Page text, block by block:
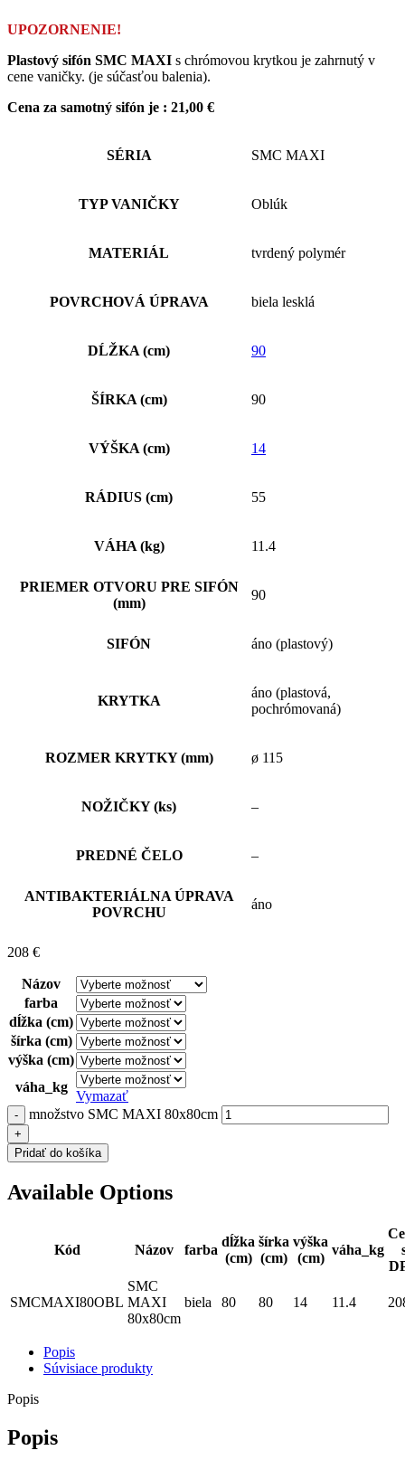
UPOZORNENIE!
Plastový sifón SMC MAXI s chrómovou krytkou je zahrnutý v
cene vaničky. (je súčasťou balenia).
Cena za samotný sifón je : 21,00 €
SÉRIA SMC MAXI
TYP VANIČKY Oblúk
MATERIÁL tvrdený polymér
POVRCHOVÁ ÚPRAVA biela lesklá
DĹŽKA (cm) 90
ŠÍRKA (cm) 90
VÝŠKA (cm) 14
RÁDIUS (cm) 55
VÁHA (kg) 11.4
PRIEMER OTVORU PRE SIFÓN
(mm)
90
SIFÓN áno (plastový)
KRYTKA
áno (plastová,
pochrómovaná)
ROZMER KRYTKY (mm) ø 115
NOŽIČKY (ks) –
PREDNÉ ČELO –
ANTIBAKTERIÁLNA ÚPRAVA
POVRCHU
áno
208 €
Názov
farba
dĺžka (cm)
šírka (cm)
výška (cm)
váha_kg
Vymazať
množstvo SMC MAXI 80x80cm
Pridať do košíka
Available Options
Kód Názov farba
dĺžka
(cm)
šírka
(cm)
výška
(cm)
váha_kg
SMCMAXI80OBL
SMC
MAXI
80x80cm
biela 80 80 14 11.4
Popis
Súvisiace produkty
Popis
Popis